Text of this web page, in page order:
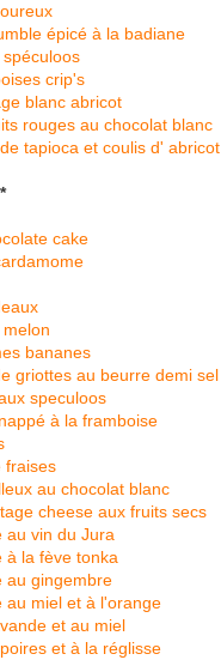
épicé à la badiane
crip's
blanc abricot
rouges au chocolat blanc
tapioca et coulis d' abricot
cake
bananes
griottes au beurre demi sel
speculoos
à la framboise
fraises
au chocolat blanc
cheese aux fruits secs
au vin du Jura
à la fève tonka
au gingembre
au miel et à l'orange
et au miel
et à la réglisse